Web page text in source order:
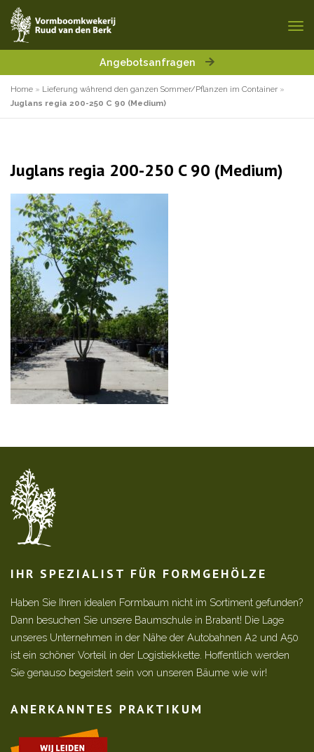
Angebotsanfragen
Home » Lieferung während den ganzen Sommer/Pflanzen im Container »
Juglans regia 200-250 C 90 (Medium)
Juglans regia 200-250 C 90 (Medium)
IHR SPEZIALIST FÜR FORMGEHÖLZE
Haben Sie Ihren idealen Formbaum nicht im Sortiment gefunden?
Dann besuchen Sie unsere Baumschule in Brabant! Die Lage
unseres Unternehmen in der Nähe der Autobahnen A2 und A50
ist ein schöner Vorteil in der Logistiekkette. Hoffentlich werden
Sie genauso begeistert sein von unseren Bäume wie wir!
ANERKANNTES PRAKTIKUM